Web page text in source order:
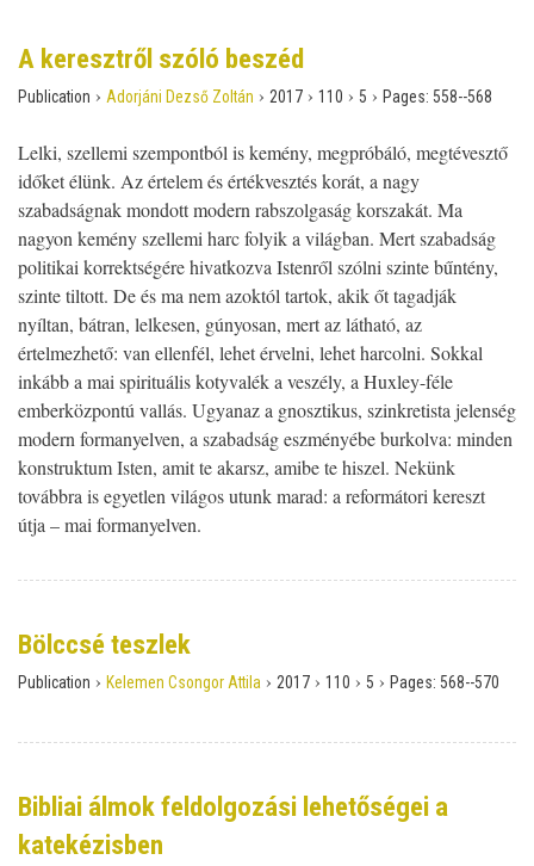
A keresztről szóló beszéd
Publication › Adorjáni Dezső Zoltán › 2017 › 110 › 5 › Pages: 558--568
Lelki, szellemi szempontból is kemény, megpróbáló, megtévesztő
időket élünk. Az értelem és értékvesztés korát, a nagy
szabadságnak mondott modern rabszolgaság korszakát. Ma
nagyon kemény szellemi harc folyik a világban. Mert szabadság
politikai korrektségére hivatkozva Istenről szólni szinte bűntény,
szinte tiltott. De és ma nem azoktól tartok, akik őt tagadják
nyíltan, bátran, lelkesen, gúnyosan, mert az látható, az
értelmezhető: van ellenfél, lehet érvelni, lehet harcolni. Sokkal
inkább a mai spirituális kotyvalék a veszély, a Huxley-féle
emberközpontú vallás. Ugyanaz a gnosztikus, szinkretista jelenség
modern formanyelven, a szabadság eszményébe burkolva: minden
konstruktum Isten, amit te akarsz, amibe te hiszel. Nekünk
továbbra is egyetlen világos utunk marad: a reformátori kereszt
útja – mai formanyelven.
Bölccsé teszlek
Publication › Kelemen Csongor Attila › 2017 › 110 › 5 › Pages: 568--570
Bibliai álmok feldolgozási lehetőségei a
katekézisben